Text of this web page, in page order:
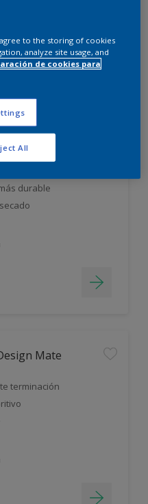
durable
Mate
terminación
agree to the storing of cookies
analyze site usage, and
de cookies para
All